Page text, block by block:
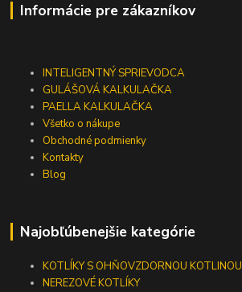
Informácie pre zákazníkov
INTELIGENTNÝ SPRIEVODCA
GULÁŠOVÁ KALKULAČKA
PAELLA KALKULAČKA
Všetko o nákupe
Obchodné podmienky
Kontakty
Blog
Najobľúbenejšie kategórie
KOTLÍKY S OHŇOVZDORNOU KOTLINOU
NEREZOVÉ KOTLÍKY